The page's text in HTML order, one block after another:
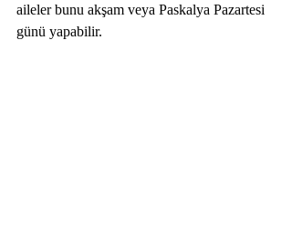
aileler bunu akşam veya Paskalya Pazartesi
günü yapabilir.